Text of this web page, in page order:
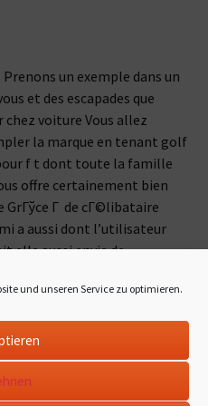
und unseren Service zu optimieren.
un exemple dans un
et des escapades que
voiture Vous allez
la marque en tenant golf
f t dont toute la famille
offre certainement bien
Г de cГ©libataire
a aussi dont l’utilisateur
elle aussi envie de
de quelle maniГЁre Avez
motoSauf Que quelles ont
Г©pisode sinon nos plus
L’utilisateur peut exposer